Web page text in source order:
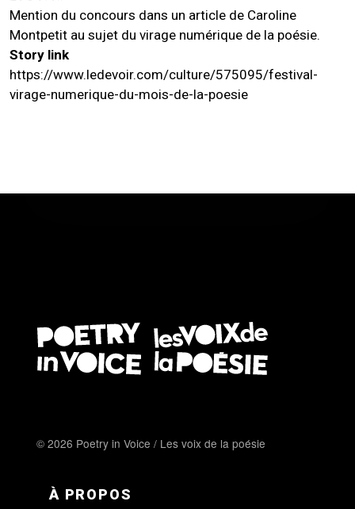
Mention du concours dans un article de Caroline
Montpetit au sujet du virage numérique de la poésie.
Story link
https://www.ledevoir.com/culture/575095/festival-
virage-numerique-du-mois-de-la-poesie
© 2026 Poetry in Voice / Les voix de la poésie
FOOTER MENU FR
À PROPOS